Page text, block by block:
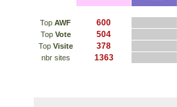
Top AWF 600
Top Vote 504
Top Visite 378
nbr sites
1363